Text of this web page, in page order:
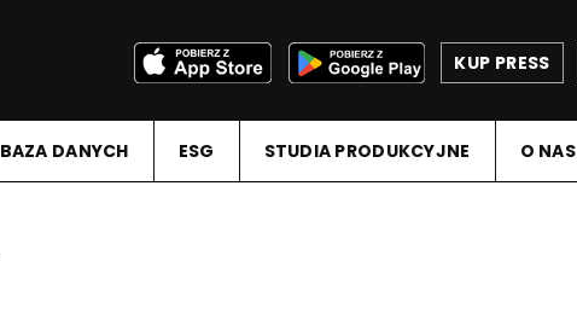
KUP PRESS
BAZA DANYCH ESG STUDIA PRODUKCYJNE O NAS